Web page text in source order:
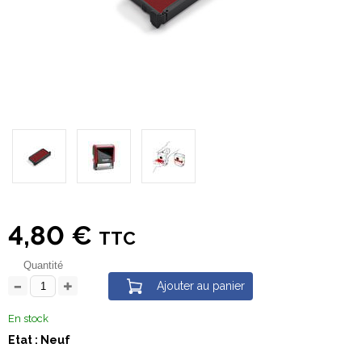
4,80 € TTC
Quantité
Ajouter au panier
En stock
Etat : Neuf